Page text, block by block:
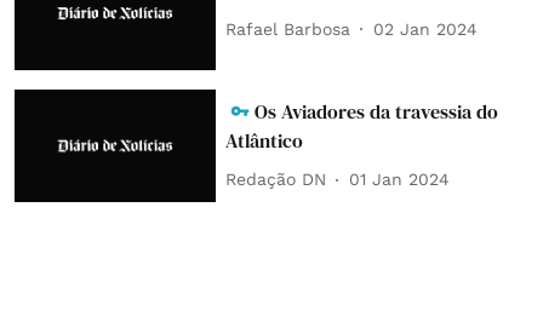
Rafael Barbosa 02 Jan 2024
Os Aviadores da travessia do
Atlântico
Redação DN 01 Jan 2024